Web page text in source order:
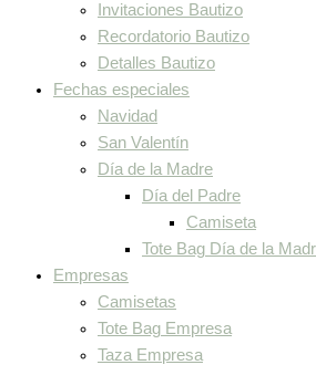
Invitaciones Bautizo
Recordatorio Bautizo
Detalles Bautizo
Fechas especiales
Navidad
San Valentín
Día de la Madre
Día del Padre
Camiseta
Tote Bag Día de la
Empresas
Camisetas
Tote Bag Empresa
Taza Empresa